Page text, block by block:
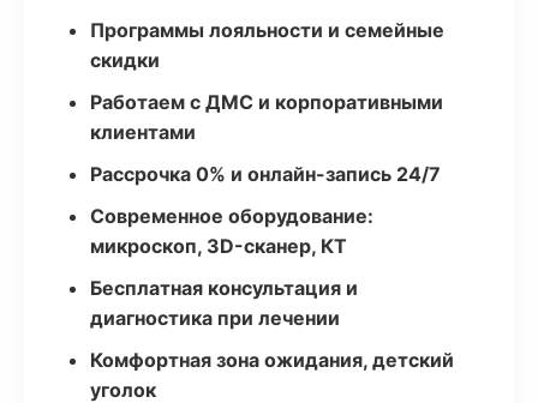
Программы лояльности и семейные
скидки
Работаем с ДМС и корпоративными
клиентами
Рассрочка 0% и онлайн-запись 24/7
Современное оборудование:
микроскоп, 3D-сканер, КТ
Бесплатная консультация и
диагностика при лечении
Комфортная зона ожидания, детский
уголок